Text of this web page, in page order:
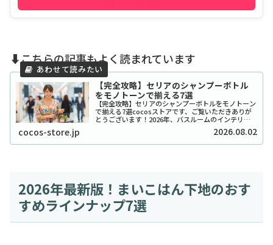
⬇️こちらの記事もよく読まれています
【完全攻略】セリアのシャンプーボトル
をモノトーンで揃える7選
【完全攻略】セリアのシャンプーボトルをモノトーン
で揃える7選cocosストアです、ご覧いただきありが
とうございます！2026年、バスルームのインテリア
をワンランク上げたいと考えているあなたに、セリア
のシャンプーボトル（モノトーン）はまさに救...
cocos-store.jp 2026.08.02
2026年最新版！まいこはん下地のおす
すめラインナップ7選